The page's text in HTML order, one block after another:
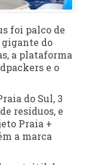
foi palco de
do
a plataforma
e o
do Sul, 3
resíduos, e
Praia +
a marca